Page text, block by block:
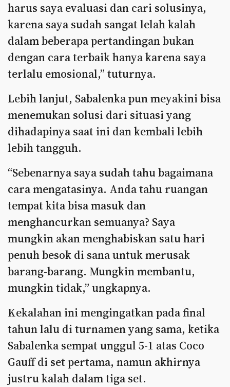
harus saya evaluasi dan cari solusinya,
karena saya sudah sangat lelah kalah
dalam beberapa pertandingan bukan
dengan cara terbaik hanya karena saya
terlalu emosional,” tuturnya.
Lebih lanjut, Sabalenka pun meyakini bisa
menemukan solusi dari situasi yang
dihadapinya saat ini dan kembali lebih
lebih tangguh.
“Sebenarnya saya sudah tahu bagaimana
cara mengatasinya. Anda tahu ruangan
tempat kita bisa masuk dan
menghancurkan semuanya? Saya
mungkin akan menghabiskan satu hari
penuh besok di sana untuk merusak
barang-barang. Mungkin membantu,
mungkin tidak,” ungkapnya.
Kekalahan ini mengingatkan pada final
tahun lalu di turnamen yang sama, ketika
Sabalenka sempat unggul 5-1 atas Coco
Gauff di set pertama, namun akhirnya
justru kalah dalam tiga set.